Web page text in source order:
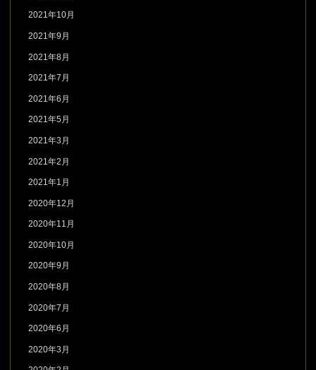
2021年10月
2021年9月
2021年8月
2021年7月
2021年6月
2021年5月
2021年3月
2021年2月
2021年1月
2020年12月
2020年11月
2020年10月
2020年9月
2020年8月
2020年7月
2020年6月
2020年3月